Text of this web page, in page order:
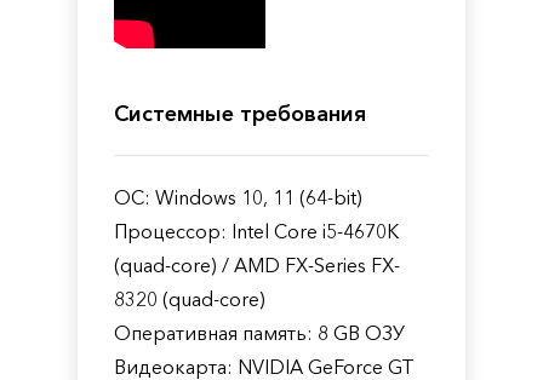
Системные требования
ОС: Windows 10, 11 (64-bit)
Процессор: Intel Core i5-4670K
(quad-core) / AMD FX-Series FX-
8320 (quad-core)
Оперативная память: 8 GB ОЗУ
Видеокарта: NVIDIA GeForce GT